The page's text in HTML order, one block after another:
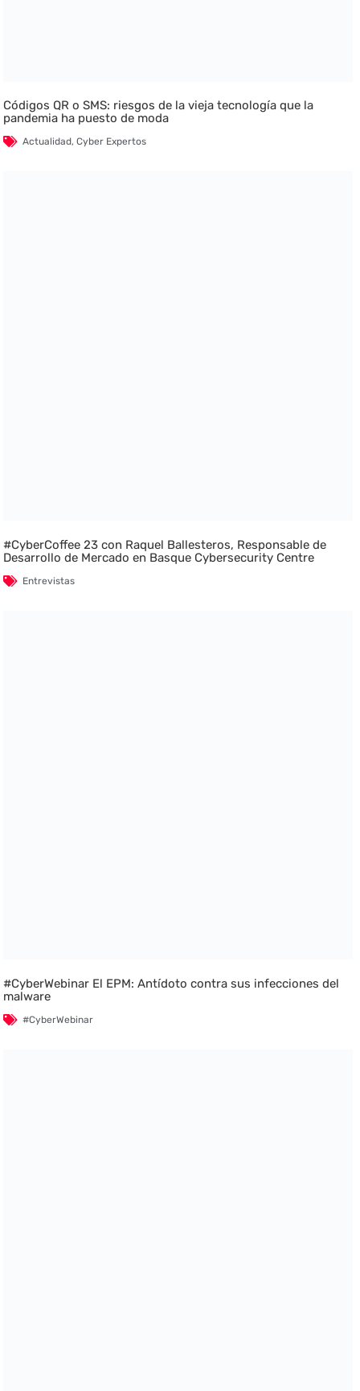
Códigos QR o SMS: riesgos de la vieja tecnología que la
pandemia ha puesto de moda
Actualidad,Cyber Expertos
#CyberCoffee 23 con Raquel Ballesteros, Responsable de
Desarrollo de Mercado en Basque Cybersecurity Centre
Entrevistas
#CyberWebinar El EPM: Antídoto contra sus infecciones del
malware
#CyberWebinar